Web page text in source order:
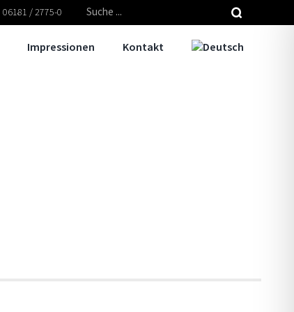
06181 / 2775-0
Suche
nach:
Impressionen Kontakt